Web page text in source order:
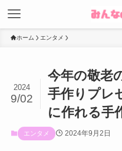
ホーム エンタメ
今年の敬老
手作りプレ
に作れる手
2024
9/02
エンタメ 2024年9月2日